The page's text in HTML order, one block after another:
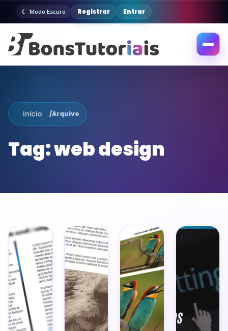
Modo Escuro Registrar Entrar
Abrir
Inicio /Arquivo
Tag:web design